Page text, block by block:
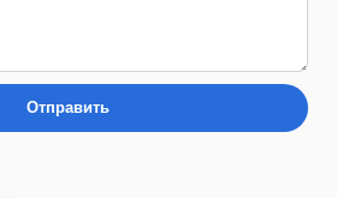
Отправить